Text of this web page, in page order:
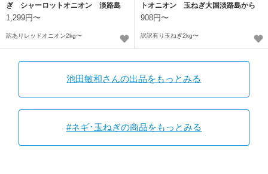
ぎ シャーロットオニオン 淡路島
極熟玉葱
1,299円〜
訳ありレッドオニオン2kg〜
トオニオン 玉ねぎ大国淡路島から
の玉ねぎ‼️
908円〜
訳訳有り玉ねぎ2kg〜
池田敏和さんの出品をもっとみる
#ネギ･玉ねぎの商品をもっとみる